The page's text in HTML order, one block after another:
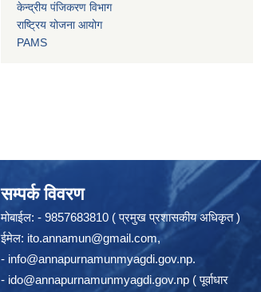
केन्द्रीय पंजिकरण विभाग
राष्ट्रिय योजना आयोग
PAMS
सम्पर्क विवरण
मोबाईल: - 9857683810 ( प्रमुख प्रशासकीय अधिकृत )
ईमेल: ito.annamun@gmail.com,
- info@annapurnamunmyagdi.gov.np.
- ido@annapurnamunmyagdi.gov.np ( पूर्वाधार